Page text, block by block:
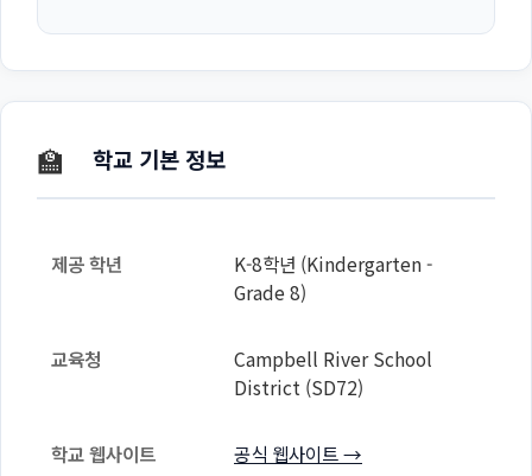
🏫 학교 기본 정보
제공 학년
K-8학년 (Kindergarten -
Grade 8)
교육청
Campbell River School
District (SD72)
학교 웹사이트 공식 웹사이트 →